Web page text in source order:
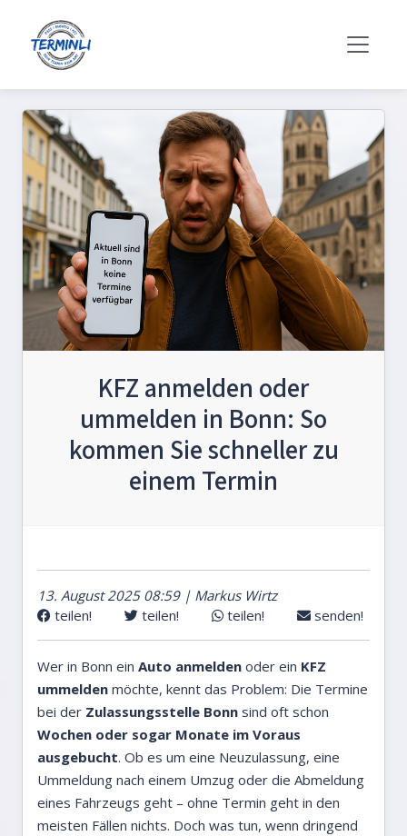
KFZ anmelden oder
ummelden in Bonn: So
kommen Sie schneller zu
einem Termin
13. August 2025 08:59 | Markus Wirtz
teilen!
teilen! teilen! senden!
Wer in Bonn ein Auto anmelden oder ein KFZ
ummelden möchte, kennt das Problem: Die Termine
bei der Zulassungsstelle Bonn sind oft schon
Wochen oder sogar Monate im Voraus
ausgebucht. Ob es um eine Neuzulassung, eine
Ummeldung nach einem Umzug oder die Abmeldung
eines Fahrzeugs geht – ohne Termin geht in den
meisten Fällen nichts. Doch was tun, wenn dringend